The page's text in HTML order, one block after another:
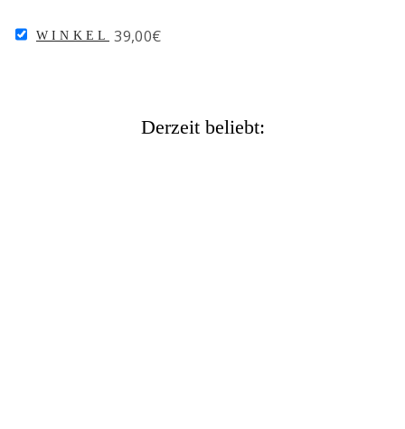
BUNDLE
-
SELECT
WINKEL Price
39,00€
Derzeit beliebt: